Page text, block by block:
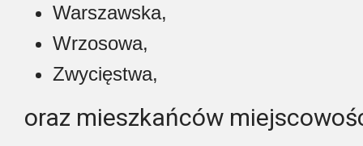
Warszawska,
Wrzosowa,
Zwycięstwa,
oraz mieszkańców